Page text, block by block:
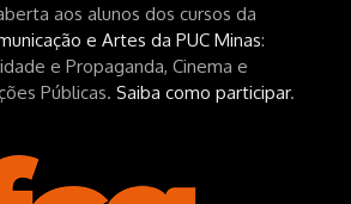
aos alunos dos cursos da
e Artes da PUC Minas:
e Propaganda, Cinema e
Públicas. Saiba como participar.